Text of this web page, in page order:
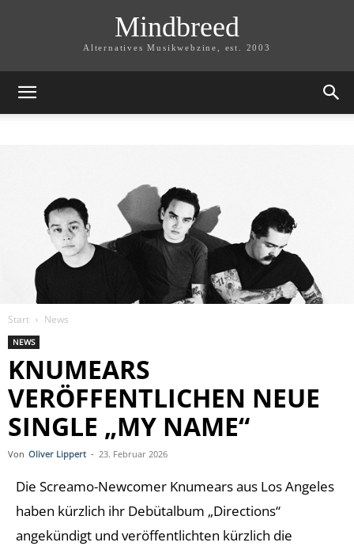
Mindbreed
Alternatives Musikwebzine, est. 2003
Start News
NEWS
KNUMEARS
VERÖFFENTLICHEN NEUE
SINGLE „MY NAME“
Von Oliver Lippert - 23. Februar 2026
Die Screamo-Newcomer Knumears aus Los Angeles
haben kürzlich ihr Debütalbum „Directions“
angekündigt und veröffentlichten kürzlich die